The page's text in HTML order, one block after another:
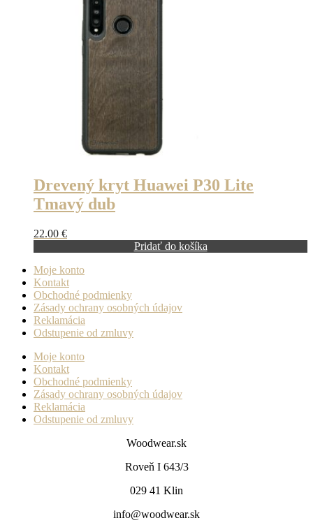
Drevený kryt Huawei P30 Lite
Tmavý dub
22.00 €
Pridať do košíka
Moje konto
Kontakt
Obchodné podmienky
Zásady ochrany osobných údajov
Reklamácia
Odstupenie od zmluvy
Moje konto
Kontakt
Obchodné podmienky
Zásady ochrany osobných údajov
Reklamácia
Odstupenie od zmluvy
Woodwear.sk
Roveň I 643/3
029 41 Klin
info@woodwear.sk